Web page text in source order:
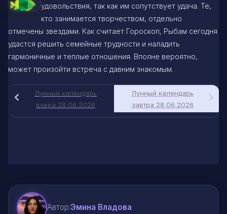
удовольствия, так как им сопутствует удача. Те,
кто занимается творчеством, отдельно
отмечены звездами. Как считает Гороскоп, Рыбам сегодня
удастся решить семейные трудности и наладить
гармоничные и теплые отношения. Вполне вероятно,
может произойти встреча с давним знакомым.
Лунный календарь
завтра 28.06.2026
Лунный календарь
вчера 28.06.2026
Автор:Эмина Владова